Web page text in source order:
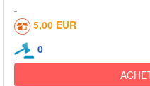
5,00 EUR
0